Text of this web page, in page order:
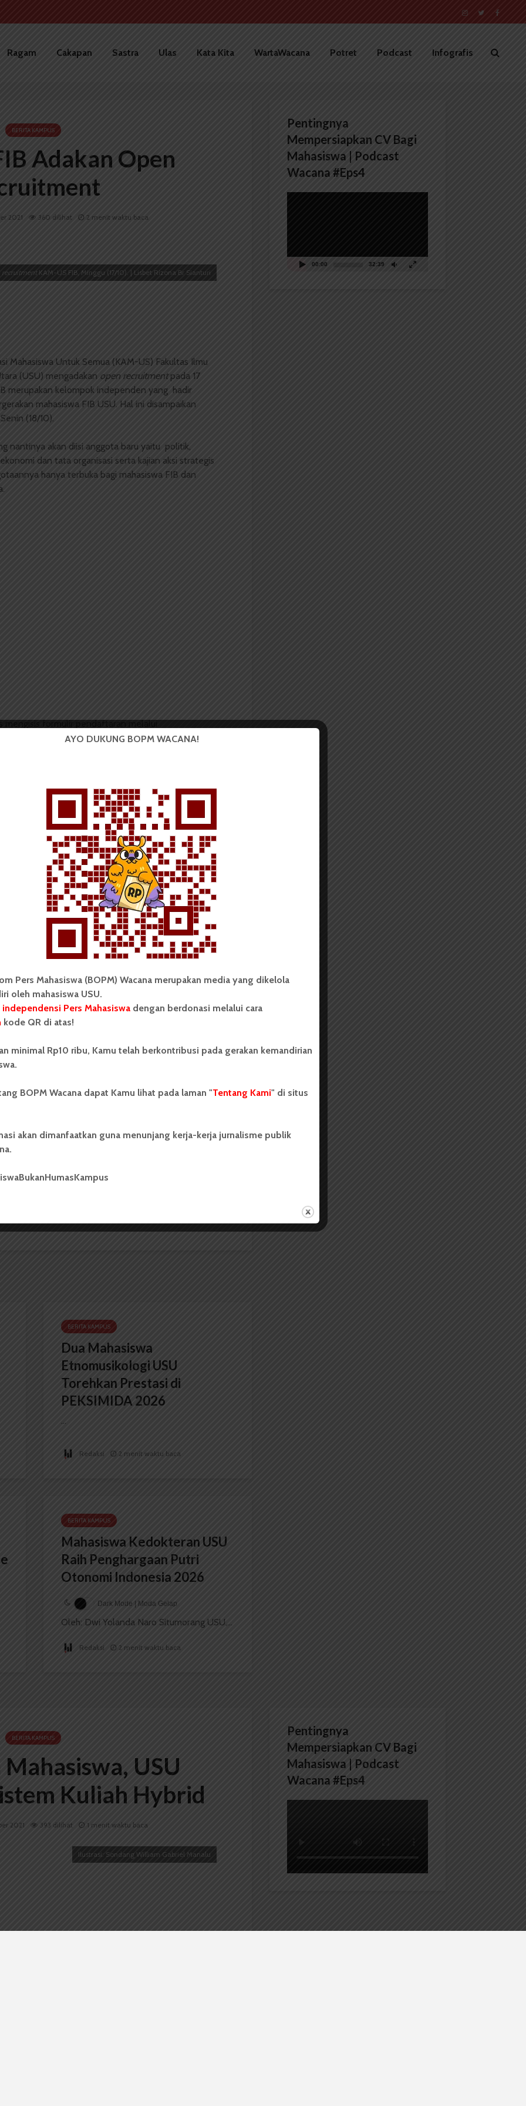
Ragam Cakapan Sastra Ulas Kata Kita WartaWacana Potret Podcast Infografis
BERITA KAMPUS
Adakan Open
2021 360 dilihat 2 menit waktu baca
recruitment KAM-US FIB, Minggu (17/10). | Lisbet Rizona Br Sianturi
Mahasiswa Untuk Semua (KAM-US) Fakultas Ilmu
(USU) mengadakan open recruitmentpada 17
merupakan kelompok independen yang hadir
mahasiswa FIB USU. Hal ini disampaikan
(18/10).
nantinya akan diisi anggota baru yaitu politik,
dan tata organisasi serta kajian aksi strategis
hanya terbuka bagi mahasiswa FIB dan
formulir pendaftaran melalui
bagi peserta yang lulus tahap administrasi
dilakukan secara
mutu intelektual mahasiswa. Ia berharap agar
dan menjadi mahasiswa yang kritis, “Tentu saja
hal-hal baik untuk masyarakat luas, “
Mahasiswa Jurusan Sastra Indonesia Safran Al
dilakukannya open recruitmentKAM-US ini sangat
FIB untuk menyampaikan aspirasinya. “Dari
ucapnya.
Fakultas Ilmu Budaya kam untuk semua
kam-us
Rizona Br Sianturi
(BOPM) Wacana merupakan pers
di luar kampus dan dikelola secara mandiri oleh
Sumatera Utara (USU).
BERITA KAMPUS
Dua Mahasiswa
Etnomusikologi USU
Torehkan Prestasi di
PEKSIMIDA 2026
...
Redaksi 2 menit waktu baca
BERITA KAMPUS
Mahasiswa Kedokteran USU
Raih Penghargaan Putri
Otonomi Indonesia 2026
Dark Mode | Moda Gelap
Oleh: Dwi Yolanda Naro Situmorang USU,...
Redaksi 2 menit waktu baca
Pentingnya
Mempersiapkan CV Bagi
Mahasiswa | Podcast
Wacana #Eps4
00:00 32:39
BERITA KAMPUS
USU
Kuliah Hybrid
2021 393 dilihat 1 menit waktu baca
Ilustrasi: Sondang William Gabriel Manalu
Pentingnya
Mempersiapkan CV Bagi
Mahasiswa | Podcast
Wacana #Eps4
AYO DUKUNG BOPM WACANA!
Pers Mahasiswa (BOPM) Wacana merupakan media yang dikelola
oleh mahasiswa USU.
Pers Mahasiswa dengan berdonasi melalui cara
kode QR di atas!
minimal Rp10 ribu, Kamu telah berkontribusi pada gerakan kemandirian
BOPM Wacana dapat Kamu lihat pada laman "Tentang Kami" di situs
akan dimanfaatkan guna menunjang kerja-kerja jurnalisme publik